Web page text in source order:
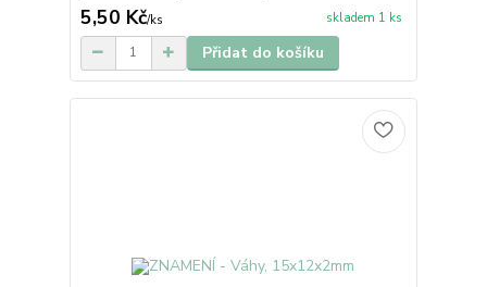
5,50 Kč/ks skladem 1 ks
Přidat do košíku